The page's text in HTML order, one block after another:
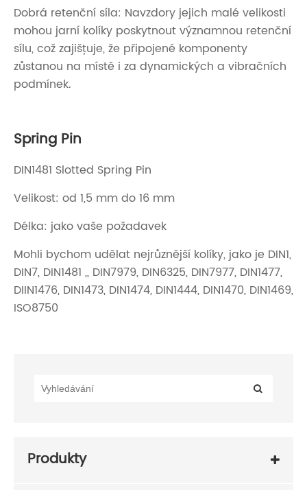
Dobrá retenční síla: Navzdory jejich malé velikosti
mohou jarní kolíky poskytnout významnou retenční
sílu, což zajišťuje, že připojené komponenty
zůstanou na místě i za dynamických a vibračních
podmínek.
Spring Pin
DIN1481 Slotted Spring Pin
Velikost: od 1,5 mm do 16 mm
Délka: jako vaše požadavek
Mohli bychom udělat nejrůznější kolíky, jako je DIN1,
DIN7, DIN1481 ,, DIN7979, DIN6325, DIN7977, DIN1477,
DIIN1476, DIN1473, DIN1474, DIN1444, DIN1470, DIN1469,
ISO8750
Produkty